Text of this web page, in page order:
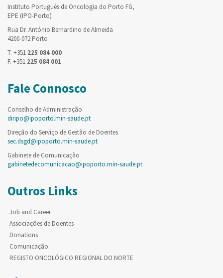
Instituto Português de Oncologia do Porto FG,
EPE (IPO-Porto)
Rua Dr. António Bernardino de Almeida
4200-072 Porto
T. +351 225 084 000
F. +351 225 084 001
Fale Connosco
Conselho de Administração
diripo@ipoporto.min-saude.pt
Direção do Serviço de Gestão de Doentes
sec.dsgd@ipoporto.min-saude.pt
Gabinete de Comunicação
gabinetedecomunicacao@ipoporto.min-saude.pt
Outros Links
Job and Career
Associações de Doentes
Donations
Comunicação
REGISTO ONCOLÓGICO REGIONAL DO NORTE